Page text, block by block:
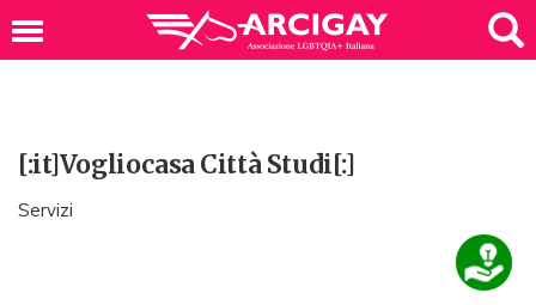
[:it]Vogliocasa Città Studi[:]
Servizi